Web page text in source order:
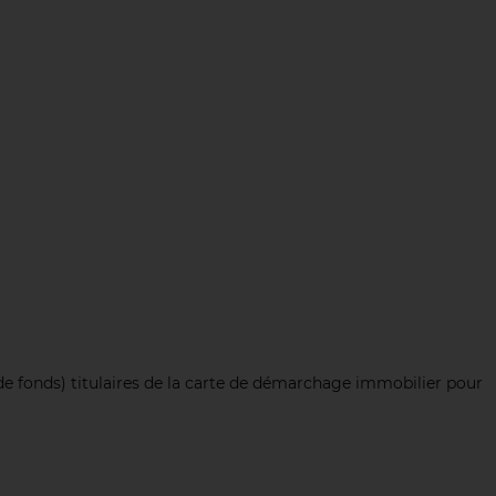
fonds) titulaires de la carte de démarchage immobilier pour